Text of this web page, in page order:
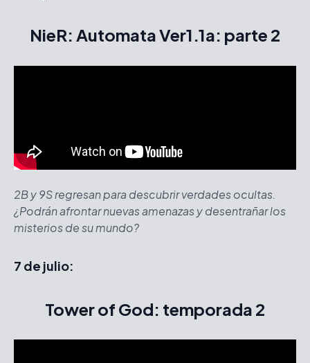
NieR: Automata Ver1.1a: parte 2
2B y 9S regresan para descubrir verdades ocultas.
¿Podrán afrontar nuevas amenazas y desentrañar los
misterios de su mundo?
7 de julio:
Tower of God: temporada 2